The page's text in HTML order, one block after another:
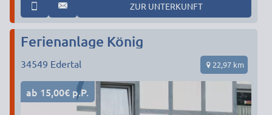
ZUR UNTERKUNFT
Ferienanlage König
34549 Edertal 22,97 km
ab 15,00€ p.P.